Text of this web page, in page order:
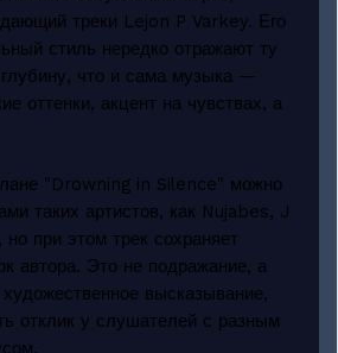
треки Lejon P Varkey. Его
стиль нередко отражают ту
что и сама музыка —
оттенки, акцент на чувствах, а
"Drowning in Silence" можно
таких артистов, как Nujabes, J
при этом трек сохраняет
автора. Это не подражание, а
высказывание,
отклик у слушателей с разным